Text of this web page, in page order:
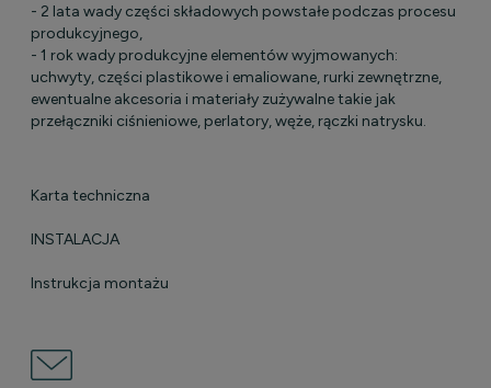
- 2 lata wady części składowych powstałe podczas procesu
produkcyjnego,
- 1 rok wady produkcyjne elementów wyjmowanych:
uchwyty, części plastikowe i emaliowane, rurki zewnętrzne,
ewentualne akcesoria i materiały zużywalne takie jak
przełączniki ciśnieniowe, perlatory, węże, rączki natrysku.
Karta techniczna
INSTALACJA
Instrukcja montażu